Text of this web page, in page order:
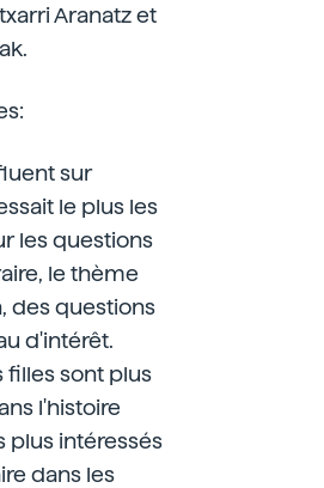
Aranatz et
sur
le plus les
les questions
le thème
des questions
d'intérêt.
filles sont plus
l'histoire
plus intéressés
dans les